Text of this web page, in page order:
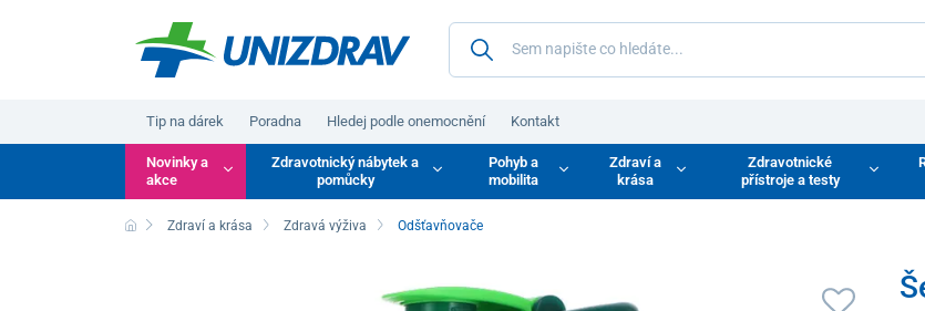
Tip na dárek Poradna Hledej podle onemocnění Kontakt
Novinky a
akce
Zdravotnický nábytek a
pomůcky
Pohyb a
mobilita
Zdraví a
krása
Zdravotnické
přístroje a testy
Zdraví a krása Zdravá výživa Odšťavňovače